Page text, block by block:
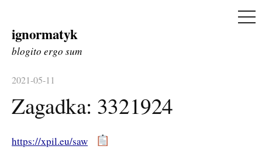
Skip
to
ignormatyk
blogito ergo sum
2021-05-11
Zagadka: 3321924
https://xpil.eu/saw